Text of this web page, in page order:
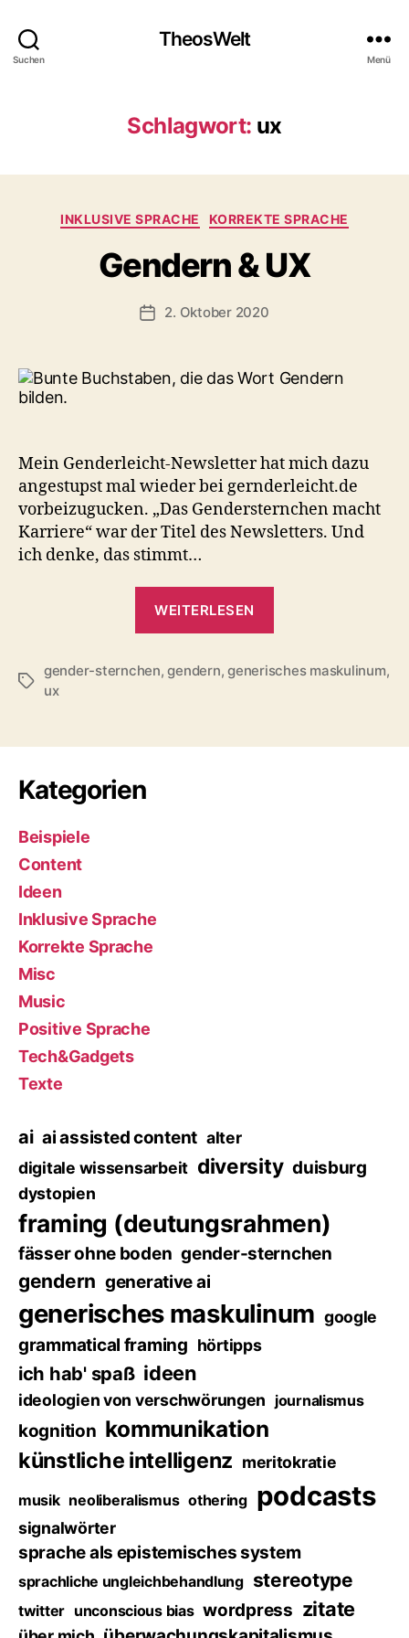
Suchen
TheosWelt
Menü
Schlagwort: ux
Kategorien
INKLUSIVE SPRACHE KORREKTE SPRACHE
Gendern & UX
Veröffentlichungsdatum
2. Oktober 2020
Mein Genderleicht-Newsletter hat mich dazu
angestupst mal wieder bei gernderleicht.de
vorbeizugucken. „Das Gendersternchen macht
Karriere“ war der Titel des Newsletters. Und
ich denke, das stimmt…
WEITERLESEN
Schlagwörter
gender-sternchen,gendern,generisches maskulinum,
ux
Kategorien
Beispiele
Content
Ideen
Inklusive Sprache
Korrekte Sprache
Misc
Music
Positive Sprache
Tech&Gadgets
Texte
ai ai assisted content alter
digitale wissensarbeit diversity duisburg
dystopien
framing (deutungsrahmen)
fässer ohne boden gender-sternchen
gendern generative ai
generisches maskulinum google
grammatical framing hörtipps
ich hab' spaß ideen
ideologien von verschwörungen journalismus
kognition kommunikation
künstliche intelligenz meritokratie
musik neoliberalismus othering podcasts
signalwörter
sprache als epistemisches system
sprachliche ungleichbehandlung stereotype
twitter unconscious bias wordpress zitate